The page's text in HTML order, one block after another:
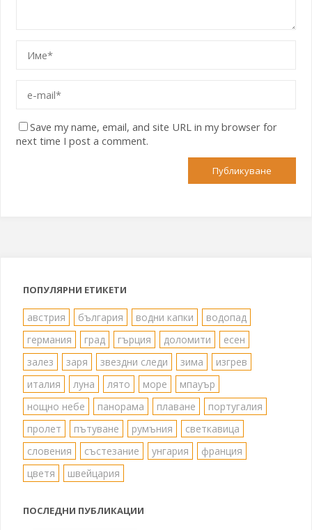
Save my name, email, and site URL in my browser for
next time I post a comment.
ПОПУЛЯРНИ ЕТИКЕТИ
австрия българия водни капки
водопад
германия
град гърция доломити
есен
залез
заря звездни следи зима
изгрев
италия
луна лято море
мпауър
нощно небе
панорама плаване
португалия
пролет
пътуване румъния
светкавица
словения
състезание унгария
франция
цветя
швейцария
ПОСЛЕДНИ ПУБЛИКАЦИИ